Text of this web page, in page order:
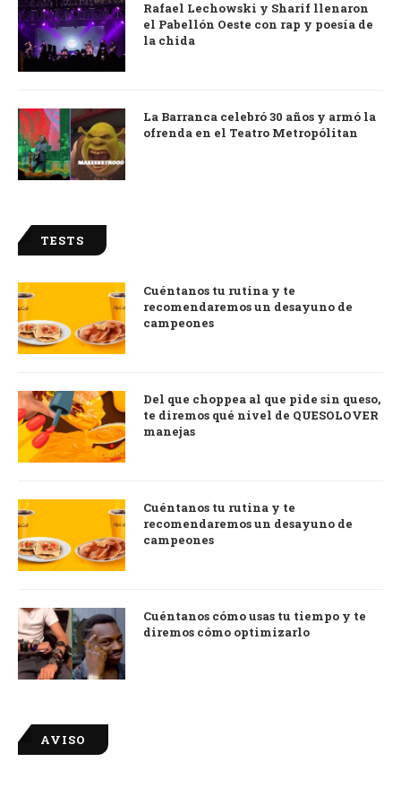
Rafael Lechowski y Sharif llenaron
el Pabellón Oeste con rap y poesía de
la chida
La Barranca celebró 30 años y armó la
ofrenda en el Teatro Metropólitan
TESTS
Cuéntanos tu rutina y te
recomendaremos un desayuno de
campeones
Del que choppea al que pide sin queso,
te diremos qué nivel de QUESOLOVER
manejas
Cuéntanos tu rutina y te
recomendaremos un desayuno de
campeones
Cuéntanos cómo usas tu tiempo y te
diremos cómo optimizarlo
AVISO